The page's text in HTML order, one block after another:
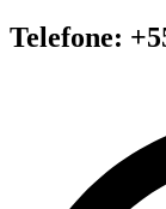
Telefone: